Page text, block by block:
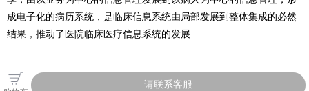
成电子化的病历系统，是临床信息系统由局部发展到整体集成的必然
结果，推动了医院临床医疗信息系统的发展
请联系客服